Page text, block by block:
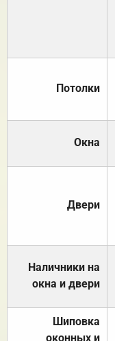
Потолки
Окна
Двери
Наличники на
окна и двери
Шиповка
оконных и